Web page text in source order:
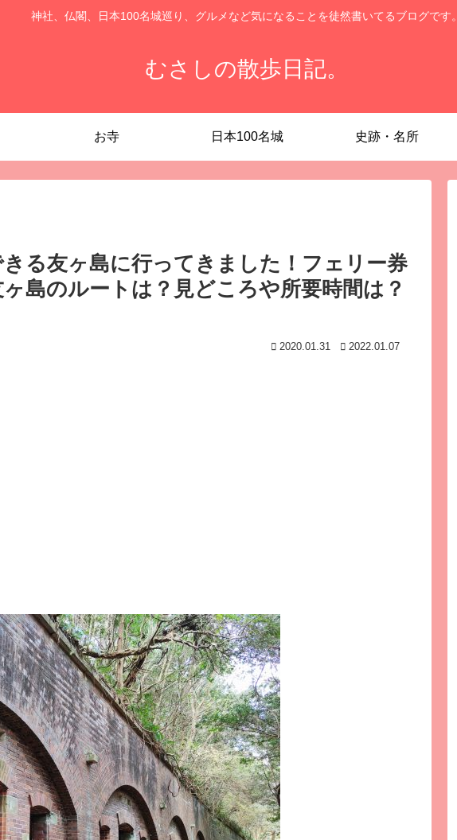
神社、仏閣、日本100名城巡り、グルメなど気になることを徒然書いてるブログです。
むさしの散歩日記。
お寺 日本100名城 史跡・名所
る友ヶ島に行ってきました！フェリー券
島のルートは？見どころや所要時間は？
2020.01.31 2022.01.07